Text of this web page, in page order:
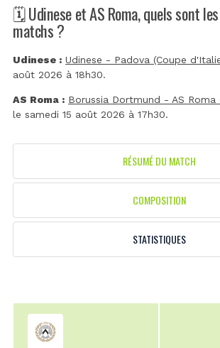
🗓️ Udinese et AS Roma, quels sont
matchs ?
Udinese : Udinese - Padova (Coupe
août 2026 à 18h30.
AS Roma : Borussia Dortmund - AS
le samedi 15 août 2026 à 17h30.
RÉSUMÉ DU MATCH
COMPOSITION
STATISTIQUES